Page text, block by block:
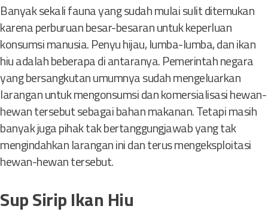
Banyak sekali fauna yang sudah mulai sulit ditemukan
karena perburuan besar-besaran untuk keperluan
konsumsi manusia. Penyu hijau, lumba-lumba, dan ikan
hiu adalah beberapa di antaranya. Pemerintah negara
yang bersangkutan umumnya sudah mengeluarkan
larangan untuk mengonsumsi dan komersialisasi hewan-
hewan tersebut sebagai bahan makanan. Tetapi masih
banyak juga pihak tak bertanggungjawab yang tak
mengindahkan larangan ini dan terus mengeksploitasi
hewan-hewan tersebut.
Sup Sirip Ikan Hiu